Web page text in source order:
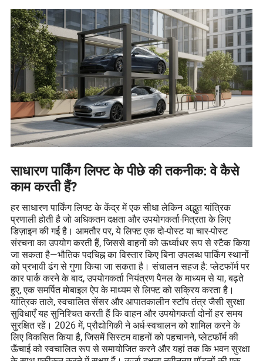
साधारण पार्किंग लिफ्ट के पीछे की तकनीक: वे कैसे
काम करती हैं?
हर साधारण पार्किंग लिफ्ट के केंद्र में एक सीधा लेकिन अद्भुत यांत्रिक
प्रणाली होती है जो अधिकतम दक्षता और उपयोगकर्ता-मित्रता के लिए
डिज़ाइन की गई है। आमतौर पर, ये लिफ्ट एक दो-पोस्ट या चार-पोस्ट
संरचना का उपयोग करती हैं, जिससे वाहनों को ऊर्ध्वाधर रूप से स्टैक किया
जा सकता है—भौतिक पदचिह्न का विस्तार किए बिना उपलब्ध पार्किंग स्थानों
को प्रभावी ढंग से गुणा किया जा सकता है। संचालन सहज है: प्लेटफॉर्म पर
कार पार्क करने के बाद, उपयोगकर्ता नियंत्रण पैनल के माध्यम से या, बढ़ते
हुए, एक समर्पित मोबाइल ऐप के माध्यम से लिफ्ट को सक्रिय करता है।
यांत्रिक ताले, स्वचालित सेंसर और आपातकालीन स्टॉप तंत्र जैसी सुरक्षा
सुविधाएँ यह सुनिश्चित करती हैं कि वाहन और उपयोगकर्ता दोनों हर समय
सुरक्षित रहें। 2026 में, प्रौद्योगिकी ने अर्ध-स्वचालन को शामिल करने के
लिए विकसित किया है, जिसमें सिस्टम वाहनों को पहचानने, प्लेटफॉर्म की
ऊँचाई को स्वचालित रूप से समायोजित करने और यहां तक कि भवन सुरक्षा